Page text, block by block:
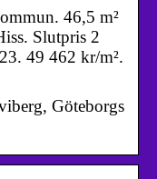
46,5 m²
Slutpris 2
49 462 kr/m².
Göteborgs